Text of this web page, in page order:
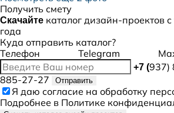
Получить смету
Скачайте каталог дизайн-проектов
года
Куда отправить каталог?
Телефон
Telegram
+7 (937)
885-27-27
Отправить
Я даю согласие на обработку
Подробнее в Политике